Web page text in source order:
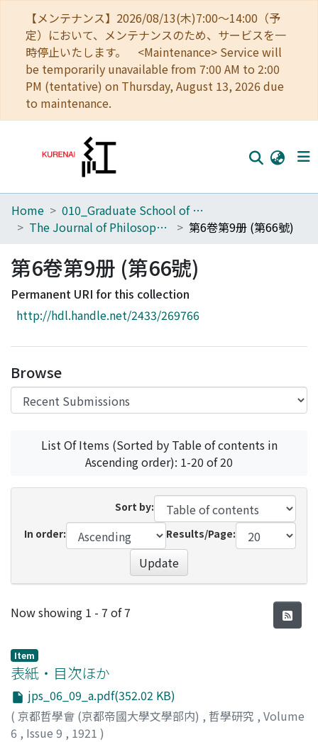
【メンテナンス】2026/08/13(木)7:00～14:00（予
定）において、メンテナンスのため、サービスを一
時停止いたします。 <Maintenance> Service will
be temporarily unavailable from 7:00 AM to 2:00
PM (tentative) on Thursday, August 13, 2026 due
to maintenance.
Home
Browse
Download Ranking
Access Statistics
Home
010_Graduate School of Letters
The Journal of Philosophical Studies
第6卷第9册 (第66號)
第6卷第9册 (第66號)
Permanent URI for this collection
http://hdl.handle.net/2433/269766
Browse
List Of Items (Sorted by Table of contents in
Ascending order): 1-20 of 20
Sort by:
In order:
Results/Page:
Update
Recent Submissions
Now showing 1 - 7 of 7
Item
表紙・目次ほか
jps_06_09_a.pdf(352.02 KB)
( 京都哲學會 (京都帝國大學文學部内) , 哲學研究 , Volume
6 , Issue 9 , 1921 )